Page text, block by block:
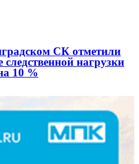
СК отметили
следственной нагрузки
10 %